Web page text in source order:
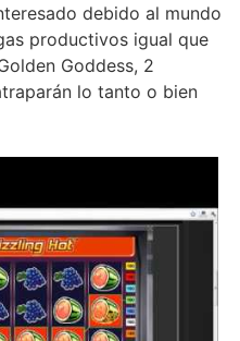
debido al mundo
productivos igual que
Goddess, 2
lo tanto o bien